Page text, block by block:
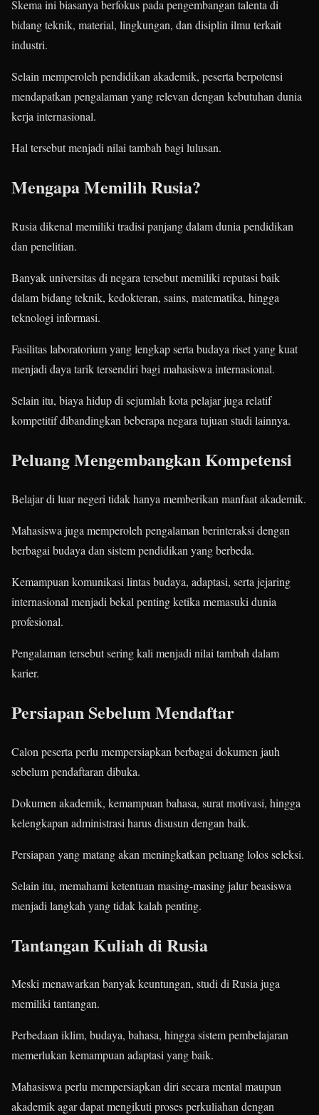
Skema ini biasanya berfokus pada pengembangan talenta di
bidang teknik, material, lingkungan, dan disiplin ilmu terkait
industri.
Selain memperoleh pendidikan akademik, peserta berpotensi
mendapatkan pengalaman yang relevan dengan kebutuhan dunia
kerja internasional.
Hal tersebut menjadi nilai tambah bagi lulusan.
Mengapa Memilih Rusia?
Rusia dikenal memiliki tradisi panjang dalam dunia pendidikan
dan penelitian.
Banyak universitas di negara tersebut memiliki reputasi baik
dalam bidang teknik, kedokteran, sains, matematika, hingga
teknologi informasi.
Fasilitas laboratorium yang lengkap serta budaya riset yang kuat
menjadi daya tarik tersendiri bagi mahasiswa internasional.
Selain itu, biaya hidup di sejumlah kota pelajar juga relatif
kompetitif dibandingkan beberapa negara tujuan studi lainnya.
Peluang Mengembangkan Kompetensi
Belajar di luar negeri tidak hanya memberikan manfaat akademik.
Mahasiswa juga memperoleh pengalaman berinteraksi dengan
berbagai budaya dan sistem pendidikan yang berbeda.
Kemampuan komunikasi lintas budaya, adaptasi, serta jejaring
internasional menjadi bekal penting ketika memasuki dunia
profesional.
Pengalaman tersebut sering kali menjadi nilai tambah dalam
karier.
Persiapan Sebelum Mendaftar
Calon peserta perlu mempersiapkan berbagai dokumen jauh
sebelum pendaftaran dibuka.
Dokumen akademik, kemampuan bahasa, surat motivasi, hingga
kelengkapan administrasi harus disusun dengan baik.
Persiapan yang matang akan meningkatkan peluang lolos seleksi.
Selain itu, memahami ketentuan masing-masing jalur beasiswa
menjadi langkah yang tidak kalah penting.
Tantangan Kuliah di Rusia
Meski menawarkan banyak keuntungan, studi di Rusia juga
memiliki tantangan.
Perbedaan iklim, budaya, bahasa, hingga sistem pembelajaran
memerlukan kemampuan adaptasi yang baik.
Mahasiswa perlu mempersiapkan diri secara mental maupun
akademik agar dapat mengikuti proses perkuliahan dengan